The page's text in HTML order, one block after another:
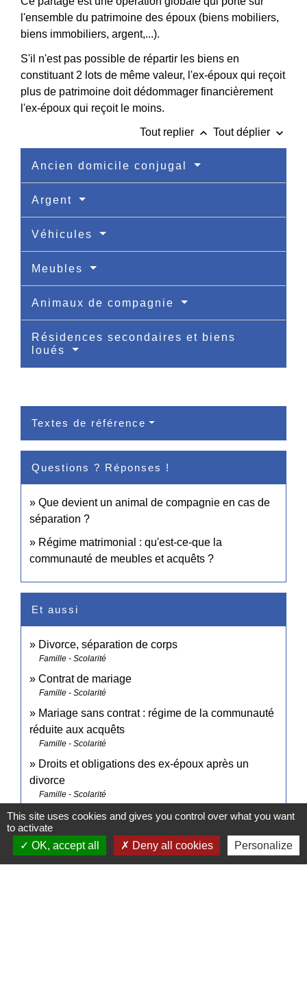
l'ensemble du patrimoine des époux (biens mobiliers,
biens immobiliers, argent,...).
S'il n'est pas possible de répartir les biens en
constituant 2 lots de même valeur, l'ex-époux qui reçoit
plus de patrimoine doit dédommager financièrement
l'ex-époux qui reçoit le moins.
Tout replier keyboard_arrow_up Tout déplier keyboard_arrow_down
Ancien domicile conjugal
Argent
Véhicules
Meubles
Animaux de compagnie
Résidences secondaires et biens
loués
Textes de référence
Questions ? Réponses !
Que devient un animal de compagnie en cas de
séparation ?
Régime matrimonial : qu'est-ce-que la
communauté de meubles et acquêts ?
Et aussi
Divorce, séparation de corps
Famille - Scolarité
Contrat de mariage
Famille - Scolarité
Mariage sans contrat : régime de la communauté
réduite aux acquêts
Famille - Scolarité
Droits et obligations des ex-époux après un
divorce
Famille - Scolarité
Et aussi
This site uses cookies and gives you control over what you want
to activate
OK, accept all
Deny all cookies Personalize